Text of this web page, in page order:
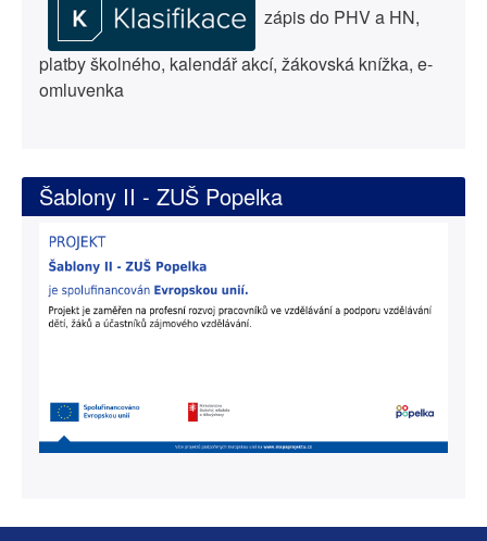
zápis do PHV a HN,
platby školného, kalendář akcí, žákovská knížka, e-
omluvenka
Šablony II - ZUŠ Popelka